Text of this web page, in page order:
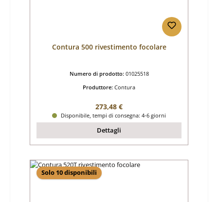
Contura 500 rivestimento focolare
Numero di prodotto: 01025518
Produttore: Contura
Prezzo normale:
273,48 €
Disponibile, tempi di consegna: 4-6 giorni
Dettagli
Solo 10 disponibili